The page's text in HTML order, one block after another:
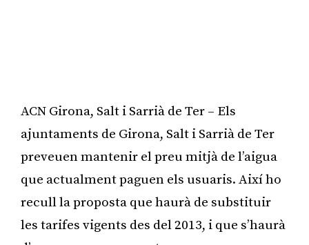
ACN Girona, Salt i Sarrià de Ter – Els
ajuntaments de Girona, Salt i Sarrià de Ter
preveuen mantenir el preu mitjà de l’aigua
que actualment paguen els usuaris. Així ho
recull la proposta que haurà de substituir
les tarifes vigents des del 2013, i que s’haurà